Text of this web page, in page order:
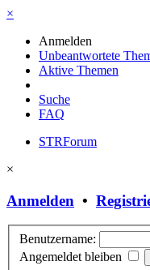
×
Anmelden
Unbeantwortete
Aktive Themen
Suche
FAQ
STRForum
×
Anmelden •
Benutzername:
Angemeldet bleiben